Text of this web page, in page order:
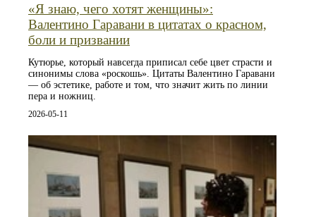
«Я знаю, чего хотят женщины»:
Валентино Гаравани в цитатах о красном,
боли и призвании
Кутюрье, который навсегда приписал себе цвет страсти и
синонимы слова «роскошь». Цитаты Валентино Гаравани
— об эстетике, работе и том, что значит жить по линии
пера и ножниц.
2026-05-11